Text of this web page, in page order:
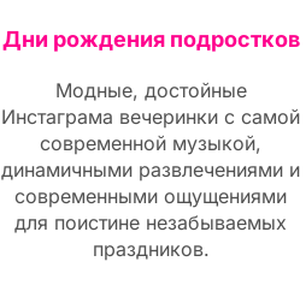
Дни рождения подростков
Модные, достойные
Инстаграма вечеринки с самой
современной музыкой,
динамичными развлечениями и
современными ощущениями
для поистине незабываемых
праздников.